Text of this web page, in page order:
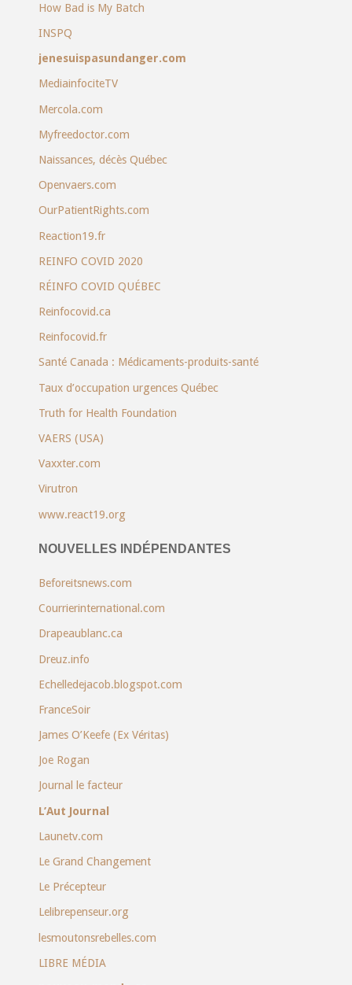
How Bad is My Batch
INSPQ
jenesuispasundanger.com
MediainfociteTV
Mercola.com
Myfreedoctor.com
Naissances, décès Québec
Openvaers.com
OurPatientRights.com
Reaction19.fr
REINFO COVID 2020
RÉINFO COVID QUÉBEC
Reinfocovid.ca
Reinfocovid.fr
Santé Canada : Médicaments-produits-santé
Taux d’occupation urgences Québec
Truth for Health Foundation
VAERS (USA)
Vaxxter.com
Virutron
www.react19.org
NOUVELLES INDÉPENDANTES
Beforeitsnews.com
Courrierinternational.com
Drapeaublanc.ca
Dreuz.info
Echelledejacob.blogspot.com
FranceSoir
James O’Keefe (Ex Véritas)
Joe Rogan
Journal le facteur
L’Aut Journal
Launetv.com
Le Grand Changement
Le Précepteur
Lelibrepenseur.org
lesmoutonsrebelles.com
LIBRE MÉDIA